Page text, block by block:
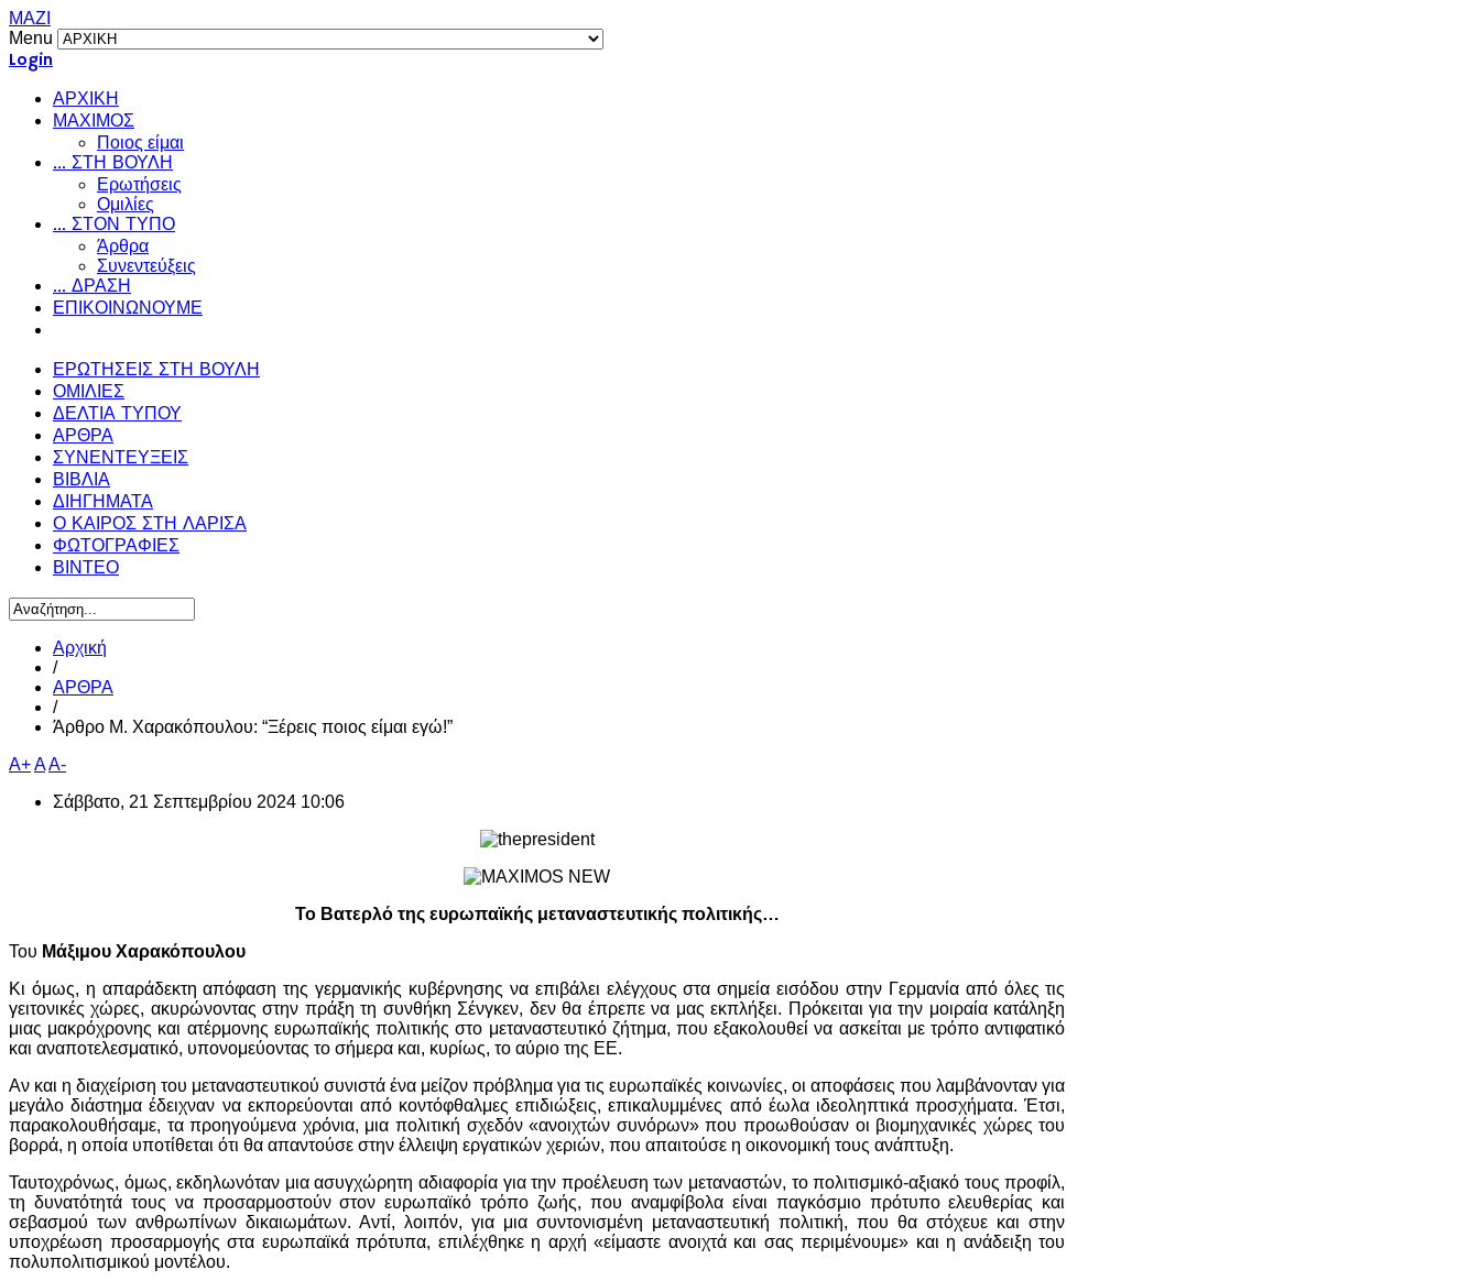
ΜΑΖΙ
Menu
Login
ΑΡΧΙΚΗ
ΜΑΧΙΜΟΣ
Ποιος είμαι
... ΣΤΗ ΒΟΥΛΗ
Ερωτήσεις
Ομιλίες
... ΣΤΟΝ ΤΥΠΟ
Άρθρα
Συνεντεύξεις
... ΔΡΑΣΗ
ΕΠΙΚΟΙΝΩΝΟΥΜΕ
ΕΡΩΤΗΣΕΙΣ ΣΤΗ ΒΟΥΛΗ
ΟΜΙΛΙΕΣ
ΔΕΛΤΙΑ ΤΥΠΟΥ
ΑΡΘΡΑ
ΣΥΝΕΝΤΕΥΞΕΙΣ
ΒΙΒΛΙΑ
ΔΙΗΓΗΜΑΤΑ
Ο ΚΑΙΡΟΣ ΣΤΗ ΛΑΡΙΣΑ
ΦΩΤΟΓΡΑΦΙΕΣ
ΒΙΝΤΕΟ
Αρχική
/
ΑΡΘΡΑ
/
Άρθρο Μ. Χαρακόπουλου: “Ξέρεις ποιος είμαι εγώ!”
A+AA-
Σάββατο, 21 Σεπτεμβρίου 2024 10:06
Το Βατερλό της ευρωπαϊκής μεταναστευτικής πολιτικής…
Του Μάξιμου Χαρακόπουλου
Κι όμως, η απαράδεκτη απόφαση της γερμανικής κυβέρνησης να επιβάλει ελέγχους στα σημεία εισόδου στην Γερμανία από όλες τις
γειτονικές χώρες, ακυρώνοντας στην πράξη τη συνθήκη Σένγκεν, δεν θα έπρεπε να μας εκπλήξει. Πρόκειται για την μοιραία κατάληξη
μιας μακρόχρονης και ατέρμονης ευρωπαϊκής πολιτικής στο μεταναστευτικό ζήτημα, που εξακολουθεί να ασκείται με τρόπο αντιφατικό
και αναποτελεσματικό, υπονομεύοντας το σήμερα και, κυρίως, το αύριο της ΕΕ.
Αν και η διαχείριση του μεταναστευτικού συνιστά ένα μείζον πρόβλημα για τις ευρωπαϊκές κοινωνίες, οι αποφάσεις που λαμβάνονταν για
μεγάλο διάστημα έδειχναν να εκπορεύονται από κοντόφθαλμες επιδιώξεις, επικαλυμμένες από έωλα ιδεοληπτικά προσχήματα. Έτσι,
παρακολουθήσαμε, τα προηγούμενα χρόνια, μια πολιτική σχεδόν «ανοιχτών συνόρων» που προωθούσαν οι βιομηχανικές χώρες του
βορρά, η οποία υποτίθεται ότι θα απαντούσε στην έλλειψη εργατικών χεριών, που απαιτούσε η οικονομική τους ανάπτυξη.
Ταυτοχρόνως, όμως, εκδηλωνόταν μια ασυγχώρητη αδιαφορία για την προέλευση των μεταναστών, το πολιτισμικό-αξιακό τους προφίλ,
τη δυνατότητά τους να προσαρμοστούν στον ευρωπαϊκό τρόπο ζωής, που αναμφίβολα είναι παγκόσμιο πρότυπο ελευθερίας και
σεβασμού των ανθρωπίνων δικαιωμάτων. Αντί, λοιπόν, για μια συντονισμένη μεταναστευτική πολιτική, που θα στόχευε και στην
υποχρέωση προσαρμογής στα ευρωπαϊκά πρότυπα, επιλέχθηκε η αρχή «είμαστε ανοιχτά και σας περιμένουμε» και η ανάδειξη του
πολυπολιτισμικού μοντέλου.